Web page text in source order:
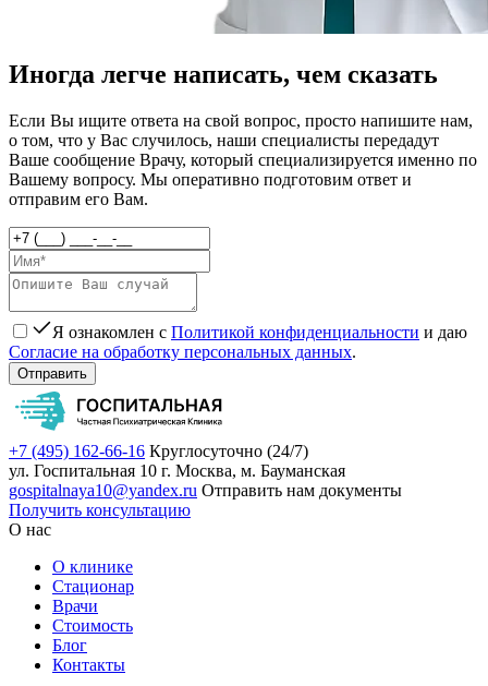
Иногда легче написать, чем сказать
Если Вы ищите ответа на свой вопрос, просто напишите нам,
о том, что у Вас случилось, наши специалисты передадут
Ваше сообщение Врачу, который специализируется именно по
Вашему вопросу. Мы оперативно подготовим ответ и
отправим его Вам.
Я ознакомлен с Политикой конфиденциальности и даю
Согласие на обработку персональных данных.
Отправить
+7 (495) 162-66-16 Круглосуточно (24/7)
ул. Госпитальная 10 г. Москва, м. Бауманская
gospitalnaya10@yandex.ru Отправить нам документы
Получить консультацию
О нас
О клинике
Стационар
Врачи
Стоимость
Блог
Контакты